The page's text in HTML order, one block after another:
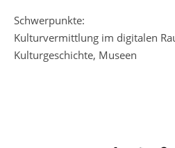
Schwerpunkte:
Kulturvermittlung im digitalen
Kulturgeschichte, Museen